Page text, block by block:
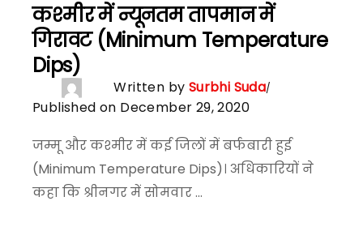
कश्मीर में न्यूनतम तापमान में
गिरावट (Minimum Temperature
Dips)
Written by Surbhi Suda
Published on December 29, 2020
जम्मू और कश्मीर में कई जिलों में बर्फबारी हुई
(Minimum Temperature Dips)। अधिकारियों ने
कहा कि श्रीनगर में सोमवार ...